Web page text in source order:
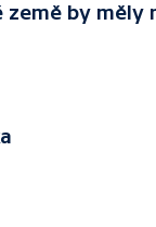
země by měly